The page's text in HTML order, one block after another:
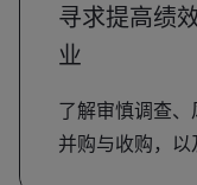
寻求提高绩
业
了解审慎调查
并购与收购，以